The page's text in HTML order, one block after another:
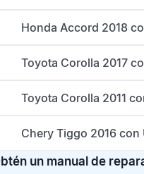
Honda Accord 2018
Toyota Corolla 2017
Toyota Corolla 2011
Chery Tiggo 2016 con
un manual de